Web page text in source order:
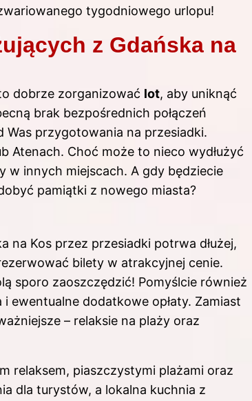
tygodniowego urlopu!
z Gdańska na
dobrze zorganizować lot, aby uniknąć
brak bezpośrednich połączeń
Was przygotowania na przesiadki.
Atenach. Choć może to nieco wydłużyć
w innych miejscach. A gdy będziecie
pamiątki z nowego miasta?
na Kos przez przesiadki potrwa dłużej,
bilety w atrakcyjnej cenie.
sporo zaoszczędzić! Pomyślcie również
ewentualne dodatkowe opłaty. Zamiast
– relaksie na plaży oraz
relaksem, piaszczystymi plażami oraz
dla turystów, a lokalna kuchnia z